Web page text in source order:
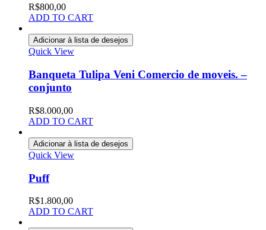
R$800,00
ADD TO CART
Adicionar à lista de desejos
Quick View
Banqueta Tulipa Veni Comercio de moveis. –
conjunto
R$8.000,00
ADD TO CART
Adicionar à lista de desejos
Quick View
Puff
R$1.800,00
ADD TO CART